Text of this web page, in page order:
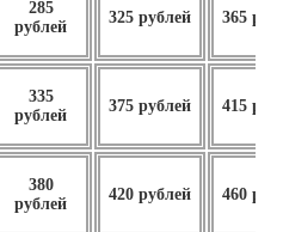
285
рублей
325 рублей 365
335
рублей
375 рублей 415
380
рублей
420 рублей 460